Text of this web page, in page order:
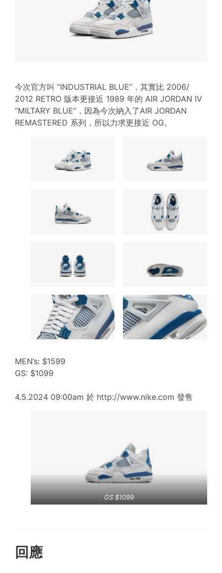
今次官方叫 “INDUSTRIAL BLUE”，其實比 2006/
2012 RETRO 版本更接近 1989 年的 AIR JORDAN IV
“MILTARY BLUE”，因為今次納入了AIR JORDAN
REMASTERED 系列，所以力求更接近 OG。
MEN’s: $1599
GS: $1099
4.5.2024 09:00am 於 http://www.nike.com 發售
GS $1099
回應